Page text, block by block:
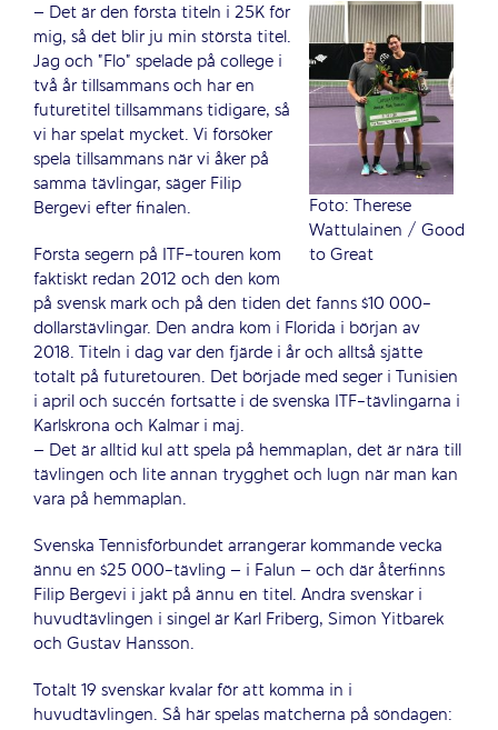
Foto: Therese
Wattulainen / Good
to Great
– Det är den första titeln i 25K för
mig, så det blir ju min största titel.
Jag och ”Flo” spelade på college i
två år tillsammans och har en
futuretitel tillsammans tidigare, så
vi har spelat mycket. Vi försöker
spela tillsammans när vi åker på
samma tävlingar, säger Filip
Bergevi efter finalen.
Första segern på ITF-touren kom
faktiskt redan 2012 och den kom
på svensk mark och på den tiden det fanns $10 000-
dollarstävlingar. Den andra kom i Florida i början av
2018. Titeln i dag var den fjärde i år och alltså sjätte
totalt på futuretouren. Det började med seger i Tunisien
i april och succén fortsatte i de svenska ITF-tävlingarna i
Karlskrona och Kalmar i maj.
– Det är alltid kul att spela på hemmaplan, det är nära till
tävlingen och lite annan trygghet och lugn när man kan
vara på hemmaplan.
Svenska Tennisförbundet arrangerar kommande vecka
ännu en $25 000-tävling – i Falun – och där återfinns
Filip Bergevi i jakt på ännu en titel. Andra svenskar i
huvudtävlingen i singel är Karl Friberg, Simon Yitbarek
och Gustav Hansson.
Totalt 19 svenskar kvalar för att komma in i
huvudtävlingen. Så här spelas matcherna på söndagen: